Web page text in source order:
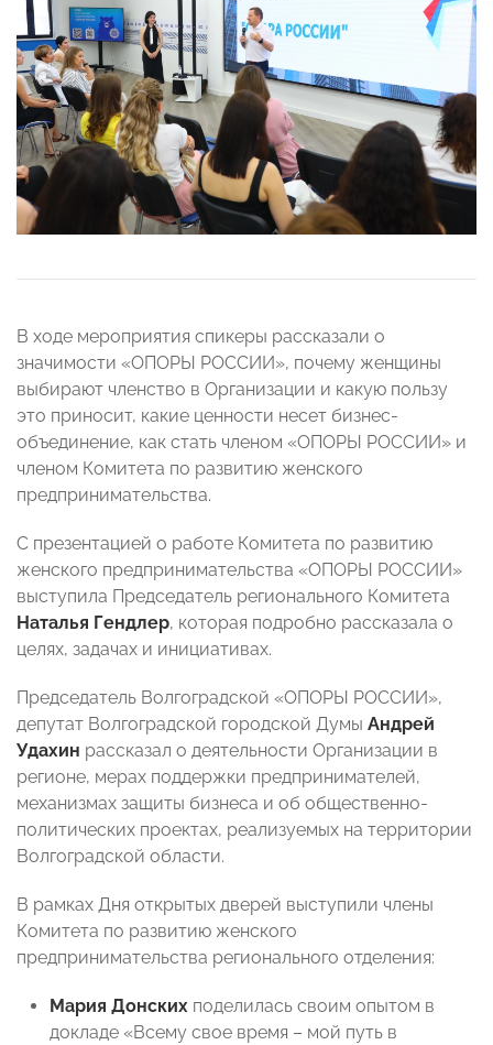
В ходе мероприятия спикеры рассказали о
значимости «ОПОРЫ РОССИИ», почему женщины
выбирают членство в Организации и какую пользу
это приносит, какие ценности несет бизнес-
объединение, как стать членом «ОПОРЫ РОССИИ» и
членом Комитета по развитию женского
предпринимательства.
С презентацией о работе Комитета по развитию
женского предпринимательства «ОПОРЫ РОССИИ»
выступила Председатель регионального Комитета
Наталья Гендлер, которая подробно рассказала о
целях, задачах и инициативах.
Председатель Волгоградской «ОПОРЫ РОССИИ»,
депутат Волгоградской городской Думы Андрей
Удахин рассказал о деятельности Организации в
регионе, мерах поддержки предпринимателей,
механизмах защиты бизнеса и об общественно-
политических проектах, реализуемых на территории
Волгоградской области.
В рамках Дня открытых дверей выступили члены
Комитета по развитию женского
предпринимательства регионального отделения:
Мария Донских поделилась своим опытом в
докладе «Всему свое время – мой путь в